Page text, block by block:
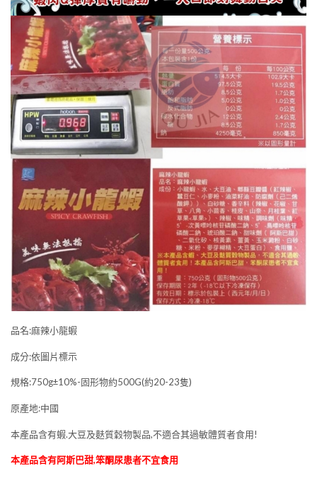
品名:麻辣小龍蝦
成分:依圖片標示
規格:750g±10%-固形物約500G(約20-23隻)
原產地:中國
本產品含有蝦.大豆及麩質穀物製品,不適合其過敏體質者食用!
本產品含有阿斯巴甜,笨酮尿患者不宜食用